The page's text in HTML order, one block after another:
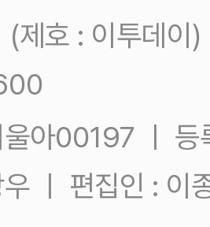
(제호 : 이투데
울아00197 ㅣ
ㅣ 편집인 : 이